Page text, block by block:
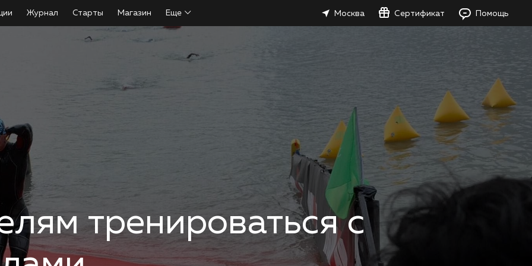
Журнал Старты Магазин Еще Москва Сертификат Помощь
тренироваться с